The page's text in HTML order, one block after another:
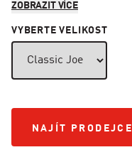
ZOBRAZIT VÍCE
VYBERTE VELIKOST
NAJÍT PRODEJCE
NAJÍT PRODEJCE